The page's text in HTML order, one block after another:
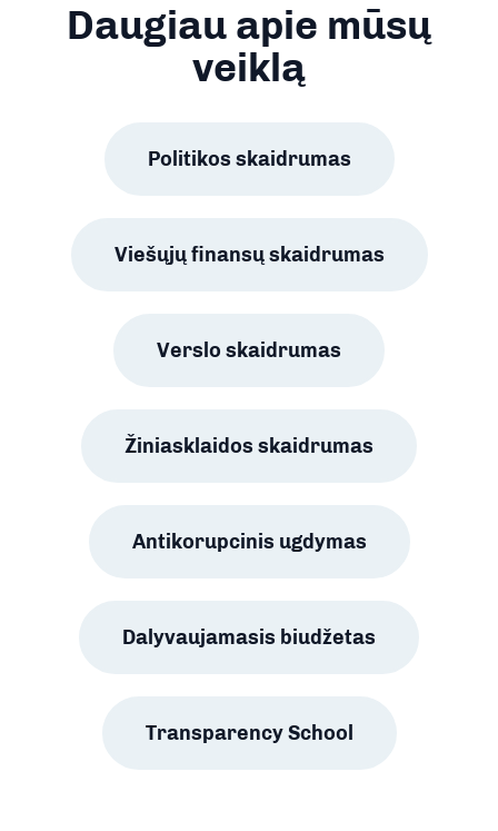
Daugiau apie mūsų
veiklą
Politikos skaidrumas
Viešųjų finansų skaidrumas
Verslo skaidrumas
Žiniasklaidos skaidrumas
Antikorupcinis ugdymas
Dalyvaujamasis biudžetas
Transparency School